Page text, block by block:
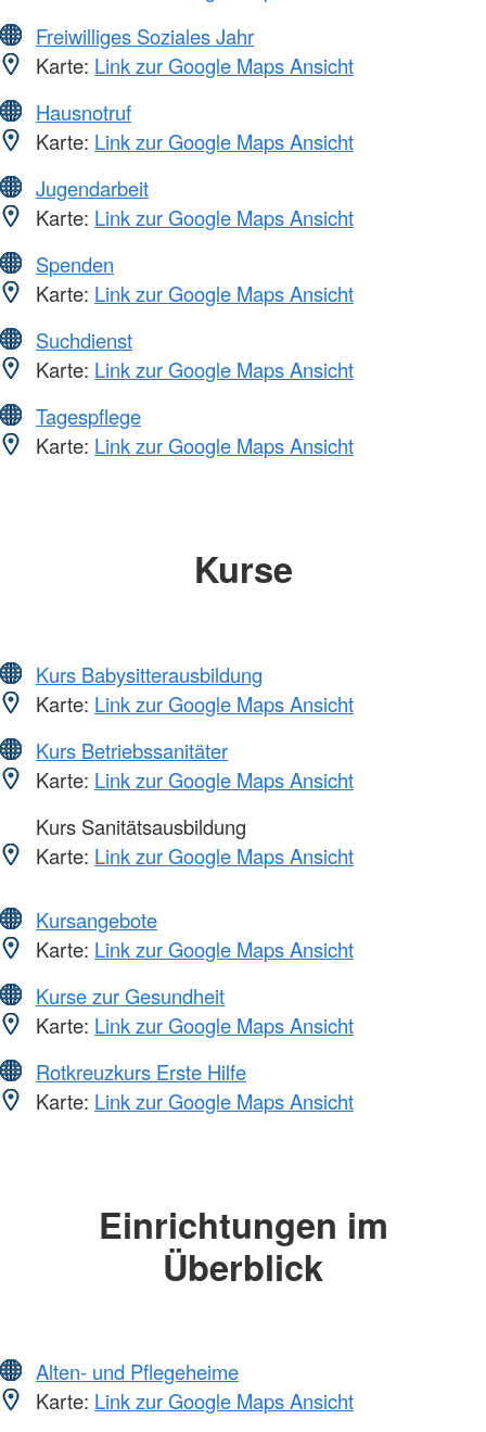
Freiwilliges Soziales Jahr
Karte: Link zur Google Maps Ansicht
Hausnotruf
Karte: Link zur Google Maps Ansicht
Jugendarbeit
Karte: Link zur Google Maps Ansicht
Spenden
Karte: Link zur Google Maps Ansicht
Suchdienst
Karte: Link zur Google Maps Ansicht
Tagespflege
Karte: Link zur Google Maps Ansicht
Kurse
Kurs Babysitterausbildung
Karte: Link zur Google Maps Ansicht
Kurs Betriebssanitäter
Karte: Link zur Google Maps Ansicht
Kurs Sanitätsausbildung
Karte: Link zur Google Maps Ansicht
Kursangebote
Karte: Link zur Google Maps Ansicht
Kurse zur Gesundheit
Karte: Link zur Google Maps Ansicht
Rotkreuzkurs Erste Hilfe
Karte: Link zur Google Maps Ansicht
Einrichtungen im
Überblick
Alten- und Pflegeheime
Karte: Link zur Google Maps Ansicht